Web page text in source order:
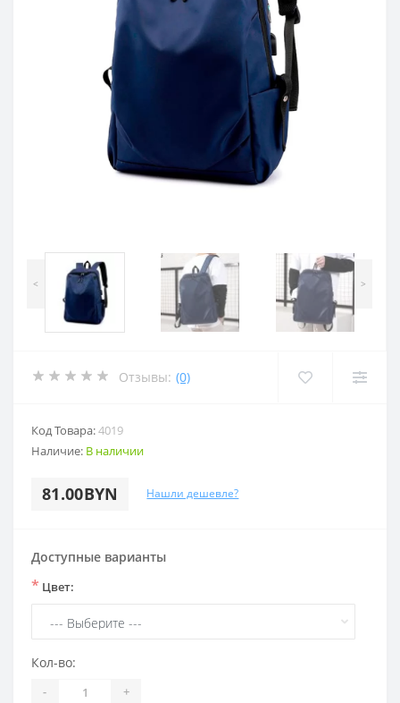
< >
Отзывы: (0)
Код Товара:4019
Наличие: В наличии
81.00BYN Нашли дешевле?
Доступные варианты
* Цвет:
Кол-во:
- +